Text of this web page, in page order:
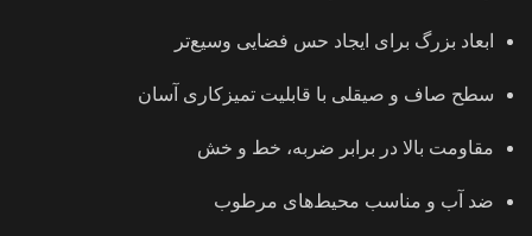
ابعاد بزرگ برای ایجاد حس فضایی وسیع‌تر
سطح صاف و صیقلی با قابلیت تمیزکاری آسان
مقاومت بالا در برابر ضربه، خط و خش
ضد آب و مناسب محیط‌های مرطوب